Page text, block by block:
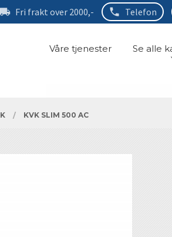
Fri frakt over 2000,- Telefon
Våre tjenester Se alle
KVK SLIM 500 AC